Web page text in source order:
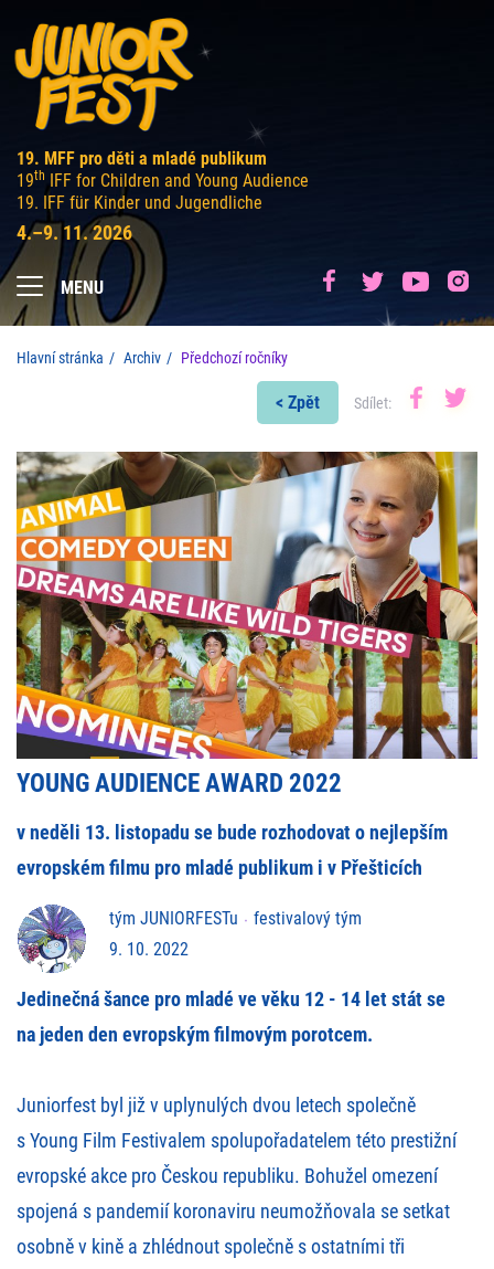
19. MFF pro děti a mladé publikum
19th IFF for Children and Young Audience
19. IFF für Kinder und Jugendliche
4.–9. 11. 2026
MENU
Hlavní stránka Archiv Předchozí ročníky
< Zpět Sdílet:
YOUNG AUDIENCE AWARD 2022
v neděli 13. listopadu se bude rozhodovat o nejlepším
evropském filmu pro mladé publikum i v Přešticích
tým JUNIORFESTu
festivalový tým
9. 10. 2022
Jedinečná šance pro mladé ve věku 12 - 14 let stát se
na jeden den evropským filmovým porotcem.
Juniorfest byl již v uplynulých dvou letech společně
s Young Film Festivalem spolupořadatelem této prestižní
evropské akce pro Českou republiku. Bohužel omezení
spojená s pandemií koronaviru neumožňovala se setkat
osobně v kině a zhlédnout společně s ostatními tři